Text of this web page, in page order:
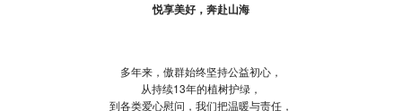
悦享美好，奔赴山海
多年来，傲群始终坚持公益初心，
从持续13年的植树护绿，
到各类爱心慰问，我们把温暖与责任，